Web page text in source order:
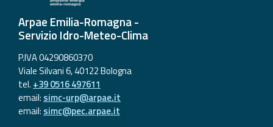
developers
About the
Contacts
Arpae Emilia-Romagna -
Servizio Idro-Meteo-Clima
P.IVA 04290860370
Viale Silvani 6, 40122 Bologna
tel. +39 0516 497611
email: simc-urp@arpae.it
email: simc@pec.arpae.it